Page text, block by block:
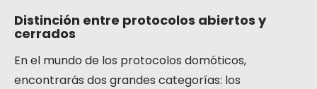
Distinción entre protocolos abiertos y
cerrados
En el mundo de los protocolos domóticos,
encontrarás dos grandes categorías: los